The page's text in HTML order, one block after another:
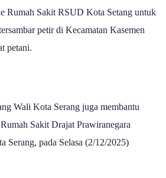
Rumah Sakit RSUD Kota Setang untuk
petir di Kecamatan Kasemen
petani.
Wali Kota Serang juga membantu
Sakit Drajat Prawiranegara
Serang, pada Selasa (2/12/2025)